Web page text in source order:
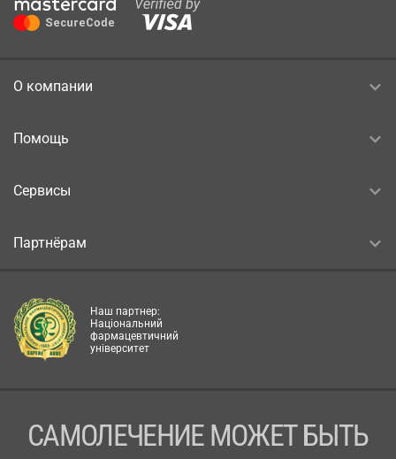
О компании
Помощь
Сервисы
Партнёрам
Наш партнер:
Національний
фармацевтичний
університет
САМОЛЕЧЕНИЕ МОЖЕТ БЫТЬ